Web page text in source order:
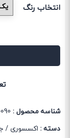
انتخاب رنگ
شناسه محصول :
دسته : اکسسوری/